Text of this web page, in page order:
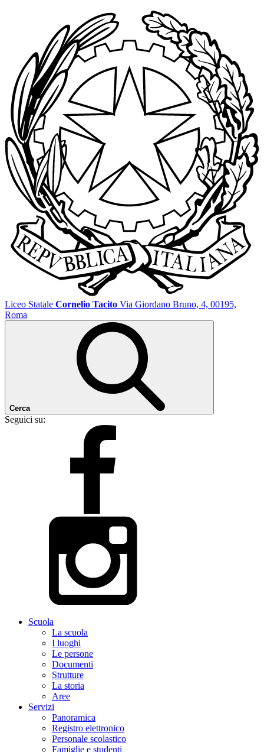
Liceo Statale Cornelio Tacito Via Giordano Bruno, 4, 00195,
Roma
Cerca
Seguici su:
Scuola
La scuola
I luoghi
Le persone
Documenti
Strutture
La storia
Aree
Servizi
Panoramica
Registro elettronico
Personale scolastico
Famiglie e studenti